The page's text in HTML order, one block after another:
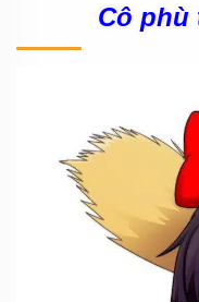
Cô phù